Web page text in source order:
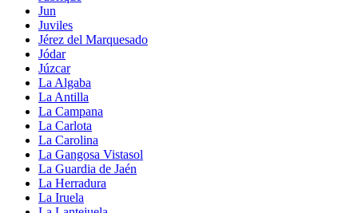
Jun
Juviles
Jérez del Marquesado
Jódar
Júzcar
La Algaba
La Antilla
La Campana
La Carlota
La Carolina
La Gangosa Vistasol
La Guardia de Jaén
La Herradura
La Iruela